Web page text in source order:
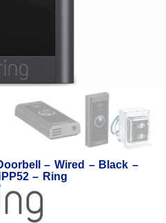
– Wired – Black –
– Ring